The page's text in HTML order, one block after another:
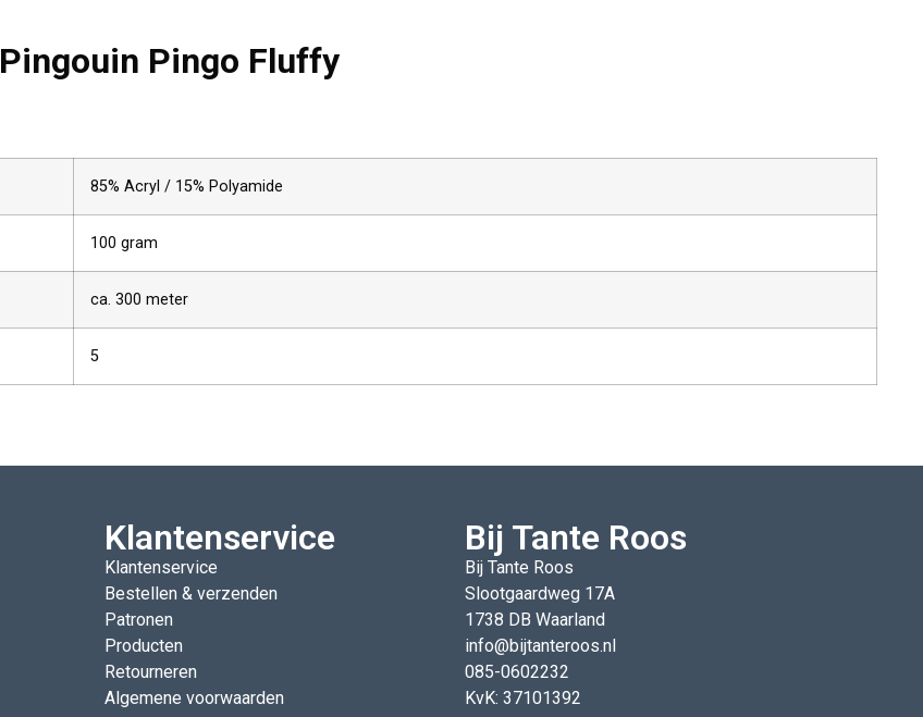
Pingouin Pingo Fluffy
85% Acryl / 15% Polyamide
100 gram
ca. 300 meter
5
Klantenservice
Klantenservice
Bestellen & verzenden
Patronen
Producten
Retourneren
Algemene voorwaarden
Bij Tante Roos
Bij Tante Roos
Slootgaardweg 17A
1738 DB Waarland
info@bijtanteroos.nl
085-0602232
KvK: 37101392